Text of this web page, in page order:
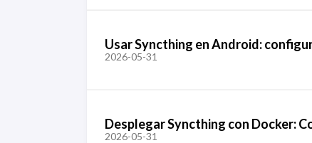
Usar Syncthing en Android:
2026-05-31
Desplegar Syncthing con Docker:
2026-05-31